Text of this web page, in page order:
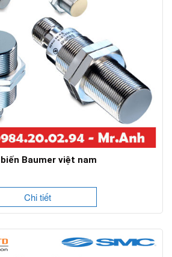
Baumer việt nam
Chi tiết